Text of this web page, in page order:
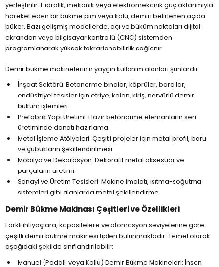
yerleştirilir. Hidrolik, mekanik veya elektromekanik güç aktarımıyla
hareket eden bir bükme pim veya kolu, demiri belirlenen açıda
büker. Bazı gelişmiş modellerde, açı ve büküm noktaları dijital
ekrandan veya bilgisayar kontrollü (CNC) sistemden
programlanarak yüksek tekrarlanabilirlik sağlanır.
Demir bükme makinelerinin yaygın kullanım alanları şunlardır:
İnşaat Sektörü: Betonarme binalar, köprüler, barajlar,
endüstriyel tesisler için etriye, kolon, kiriş, nervürlü demir
büküm işlemleri.
Prefabrik Yapı Üretimi: Hazır betonarme elemanların seri
üretiminde donatı hazırlama.
Metal İşleme Atölyeleri: Çeşitli projeler için metal profil, boru
ve çubukların şekillendirilmesi.
Mobilya ve Dekorasyon: Dekoratif metal aksesuar ve
parçaların üretimi.
Sanayi ve Üretim Tesisleri: Makine imalatı, ısıtma-soğutma
sistemleri gibi alanlarda metal şekillendirme.
Demir Bükme Makinası Çeşitleri ve Özellikleri
Farklı ihtiyaçlara, kapasitelere ve otomasyon seviyelerine göre
çeşitli demir bükme makinesi tipleri bulunmaktadır. Temel olarak
aşağıdaki şekilde sınıflandırılabilir:
Manuel (Pedallı veya Kollu) Demir Bükme Makineleri: İnsan